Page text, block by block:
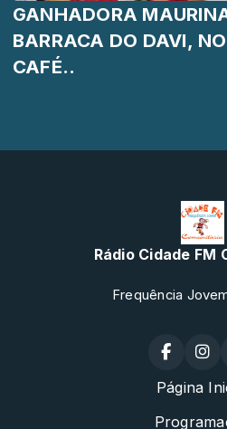
GANHADORA
BARRACA DO DAVI, NO VIOLA PROSA E
CAFÉ..
Rádio Cidade FM
Frequência
Página